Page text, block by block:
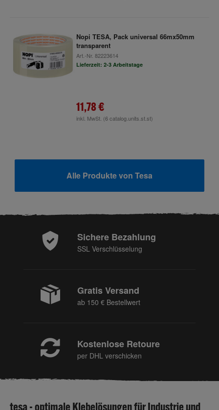
Nopi TESA, Pack universal 66mx50mm
transparent
Art.-Nr. 82223614
Lieferzeit: 2-3 Arbeitstage
11,78 €
inkl. MwSt. (6 catalog.units.st.st)
Alle Produkte von Tesa
Sichere Bezahlung
SSL Verschlüsselung
Gratis Versand
ab 150 € Bestellwert
Kostenlose Retoure
per DHL verschicken
tesa - optimale Klebelösungen für Industrie und